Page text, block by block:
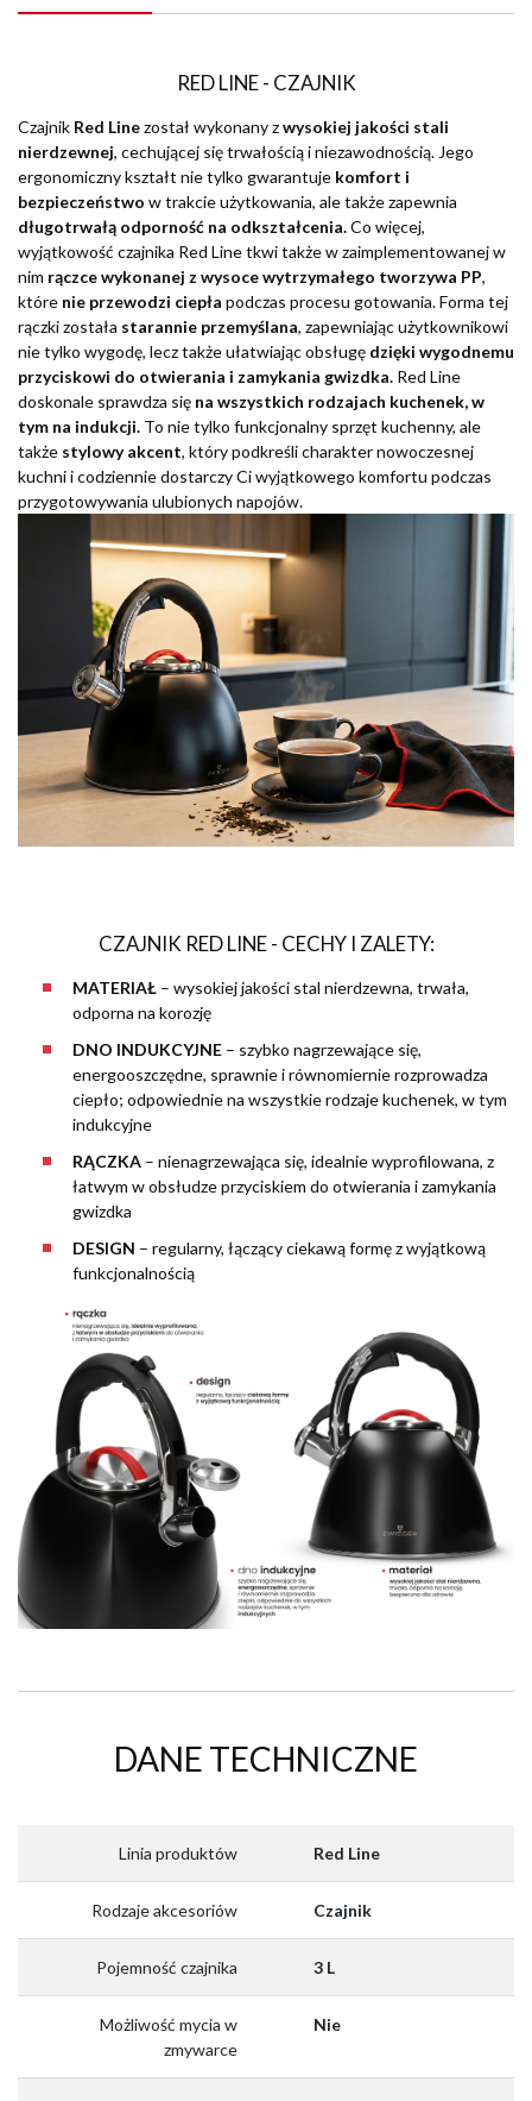
RED LINE - CZAJNIK
Czajnik Red Linezostał wykonany zwysokiej jakości stali
nierdzewnej, cechującej się trwałością i niezawodnością. Jego
ergonomiczny kształt nie tylko gwarantuje komfort i
bezpieczeństwo w trakcie użytkowania, ale także zapewnia
długotrwałą odporność na odkształcenia.Co więcej,
wyjątkowość czajnika Red Line tkwi także w zaimplementowanej w
nim rączce wykonanej z wysoce wytrzymałego tworzywa PP,
które nie przewodzi ciepła podczas procesu gotowania. Forma tej
rączki została starannie przemyślana, zapewniając użytkownikowi
nie tylko wygodę, lecz także ułatwiając obsługę dzięki wygodnemu
przyciskowi do otwierania i zamykania gwizdka. Red Line
doskonale sprawdza się na wszystkich rodzajach kuchenek, w
tym na indukcji. To nie tylko funkcjonalny sprzęt kuchenny, ale
także stylowy akcent, który podkreśli charakter nowoczesnej
kuchni i codziennie dostarczy Ci wyjątkowego komfortu podczas
przygotowywania ulubionych napojów.
CZAJNIK RED LINE - CECHY I ZALETY:
MATERIAŁ – wysokiej jakości stal nierdzewna, trwała,
odporna na korozję
DNO INDUKCYJNE – szybko nagrzewające się,
energooszczędne, sprawnie i równomiernie rozprowadza
ciepło; odpowiednie na wszystkie rodzaje kuchenek, w tym
indukcyjne
RĄCZKA – nienagrzewająca się, idealnie wyprofilowana, z
łatwym w obsłudze przyciskiem do otwierania i zamykania
gwizdka
DESIGN – regularny, łączący ciekawą formę z wyjątkową
funkcjonalnością
DANE TECHNICZNE
Linia produktów Red Line
Rodzaje akcesoriów Czajnik
Pojemność czajnika 3 L
Możliwość mycia w
zmywarce
Nie